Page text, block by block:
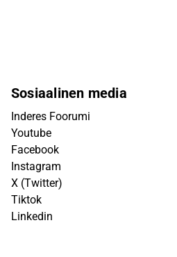
Sosiaalinen media
Inderes Foorumi
Youtube
Facebook
Instagram
X (Twitter)
Tiktok
Linkedin